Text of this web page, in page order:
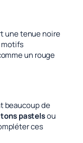
une tenue noire
motifs
un rouge
beaucoup de
tons pastelsou
ces